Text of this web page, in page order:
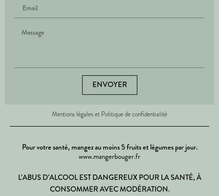
ENVOYER
Mentions légales et Politique de confidentialité
Pour votre santé, mangez au moins 5 fruits et légumes par jour.
www.mangerbouger.fr
L’ABUS D’ALCOOL EST DANGEREUX POUR LA SANTÉ, À
CONSOMMER AVEC MODÉRATION.